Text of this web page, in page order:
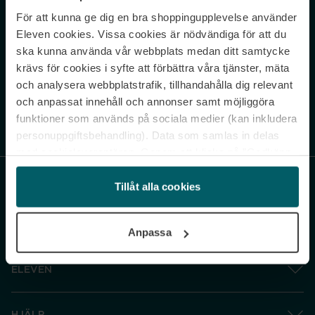
För att kunna ge dig en bra shoppingupplevelse använder
Eleven cookies. Vissa cookies är nödvändiga för att du
ska kunna använda vår webbplats medan ditt samtycke
krävs för cookies i syfte att förbättra våra tjänster, mäta
och analysera webbplatstrafik, tillhandahålla dig relevant
och anpassat innehåll och annonser samt möjliggöra
funktioner som används på sociala medier (kan inkludera
personuppgiftsbehandling). Data som samlas in delas
och gå vidare” accepterar du samtliga cookies medan du
under ”Inställningar” kan anpassa användningen av
cookies. Du kan återkalla ditt samtycke när som helst.
Tillåt alla cookies
Anpassa
Never miss a beat.
Sign up to our newsletter.
Genom att prenumerera accepterar du vår Integritetspolicy. Avprenumerera
ELEVEN